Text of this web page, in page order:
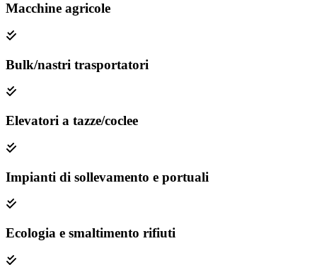
Macchine agricole
Bulk/nastri trasportatori
Elevatori a tazze/coclee
Impianti di sollevamento e portuali
Ecologia e smaltimento rifiuti